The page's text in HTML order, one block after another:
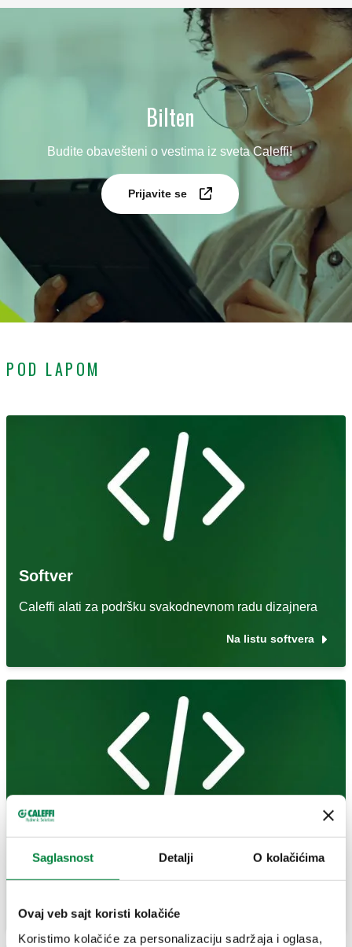
Saglasnost Detalji O kolačićima
Ovaj veb sajt koristi kolačiće
Koristimo kolačiće za personalizaciju sadržaja i oglasa,
Bilten
Budite obavešteni o vestima iz sveta Caleffi!
Prijavite se
POD LAPOM
Softver
Caleffi alati za podršku svakodnevnom radu dizajnera
Na listu softvera
svim temama u oblasti klimatizacije, grejanja i hlađenja